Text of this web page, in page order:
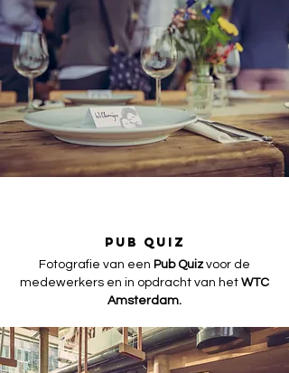
PUB QUIZ
Fotografie van een Pub Quiz voor de
medewerkers en in opdracht van het WTC
Amsterdam.